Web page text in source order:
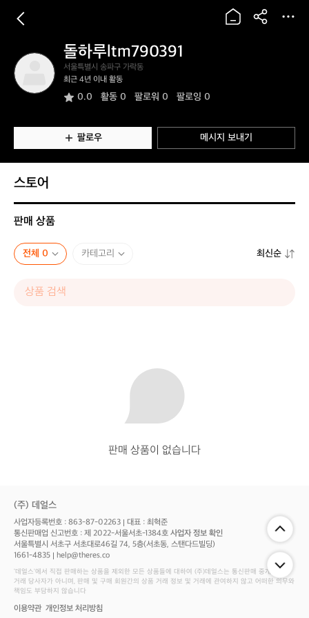
돌
하
루
m
9
0
3
9
1
돌하루ltm790391
서울특별시 송파구 가락동
최근 4년 이내 활동
0.0 활동 0 팔로워 0 팔로잉 0
팔로우 메시지 보내기
스토어
판매 상품
전체 0 카테고리 최신순
판매 상품이 없습니다
(주) 데얼스
사업자등록번호 : 863-87-02263 대표 : 최혁준
통신판매업 신고번호 : 제 2022-서울서초-1384호 사업자 정보 확인
서울특별시 서초구 서초대로46길 74, 5층(서초동, 스탠다드빌딩)
1661-4835 help@theres.co
‘데얼스'에서 직접 판매하는 상품을 제외한 모든 상품들에 대하여 (주)데얼스는 통신판매 중개자로서
거래 당사자가 아니며, 판매 및 구매 회원간의 상품 거래 정보 및 거래에 관여하지 않고 어떠한 의무와
책임도 부담하지 않습니다
이용약관 개인정보 처리방침